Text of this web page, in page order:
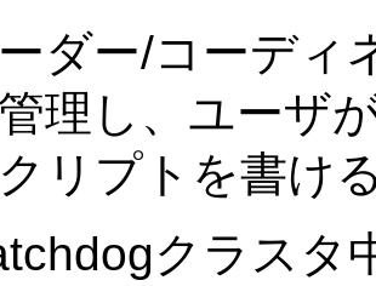
ダー/コーディ
理し、ユーザ
リプトを書け
クラスタ